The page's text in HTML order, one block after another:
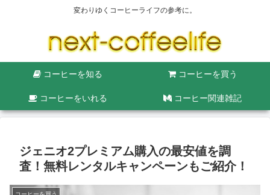
変わりゆくコーヒーライフの参考に。
コーヒーを知る コーヒーを買う
コーヒーをいれる コーヒー関連雑記
ジェニオ2プレミアム購入の最安値を調
査！無料レンタルキャンペーンもご紹介！